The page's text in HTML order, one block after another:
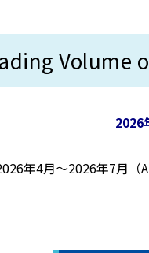
2026
年4月～2026年7月（